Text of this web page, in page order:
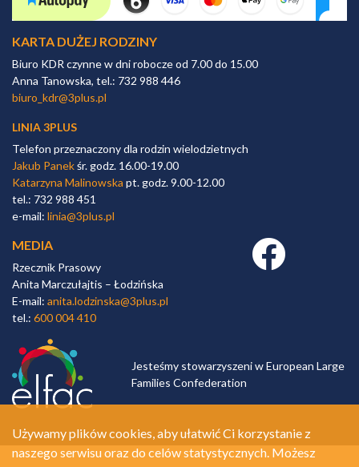
KARTA DUŻEJ RODZINY
Biuro KDR czynne w dni robocze od 7.00 do 15.00
Anna Tanowska, tel.: 732 988 446
biuro_kdr@3plus.pl
LINIA 3PLUS
Telefon przeznaczony dla rodzin wielodzietnych
Jakub Panekśr. godz. 16.00-19.00
Katarzyna Malinowska pt. godz. 9.00-12.00
tel.: 732 988 451
e-mail: linia@3plus.pl
MEDIA
Rzecznik Prasowy
Anita Marczułajtis – Łodzińska
E-mail: anita.lodzinska@3plus.pl
tel.: 600 004 410
Facebook link
Jesteśmy stowarzyszeni w European Large
Families Confederation
Używamy plików cookies, aby ułatwić Ci korzystanie z
naszego serwisu oraz do celów statystycznych. Możesz